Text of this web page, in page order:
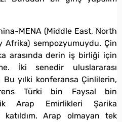
MENA (Middle East, North
Afrika) sempozyumuydu. Çin
arasında derin iş birliği için
İki senedir uluslararası
yılki konferansa Çinlilerin,
Türki bin Faysal bin
Arap Emirlikleri Şarika
katıldım. Arap olmayan tek